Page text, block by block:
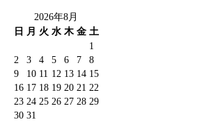
2026年8月
日 月 火 水 木 金 土
1
2
3 4 5 6 7
8
9
10 11 12 13 14 15
16 17 18 19 20 21 22
23 24 25 26 27 28 29
30 31